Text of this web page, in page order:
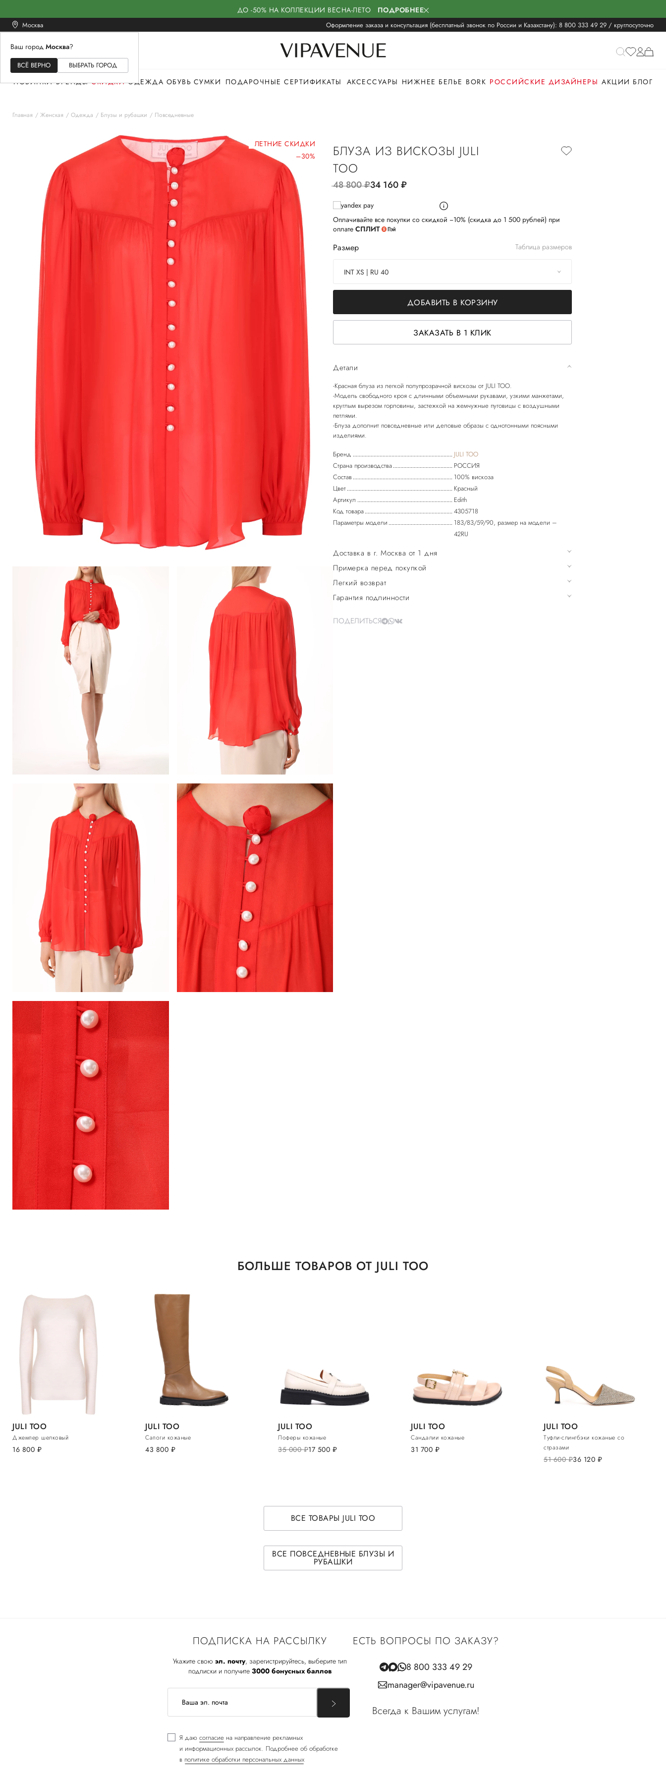
ДО -50% НА КОЛЛЕКЦИИ ВЕСНА-ЛЕТО ПОДРОБНЕЕ
Москва Оформление заказа и консультация (бесплатный звонок по России и Казахстану): 8 800 333 49 29 / круглосуточно
Ваш город Москва?
ВСЁ ВЕРНО ВЫБРАТЬ ГОРОД
ЖЕНСКОЕМУЖСКОЕ
НОВИНКИ БРЕНДЫ СКИДКИ ОДЕЖДА ОБУВЬ СУМКИ ПОДАРОЧНЫЕ СЕРТИФИКАТЫ АКСЕССУАРЫ НИЖНЕЕ БЕЛЬЕ BORK РОССИЙСКИЕ ДИЗАЙНЕРЫ АКЦИИ БЛОГ
Главная Женская Одежда Блузы и рубашки Повседневные
ЛЕТНИЕ СКИДКИ
–30%
БЛУЗА ИЗ ВИСКОЗЫ JULI
TOO
48 800руб.34 160руб.
Оплачивайте все покупки со скидкой −10% (скидка до 1 500 рублей) при
оплате СПЛИТ
Размер Таблица размеров
INT XS | RU 40
ДОБАВИТЬ В КОРЗИНУ
ЗАКАЗАТЬ В 1 КЛИК
Детали
-Красная блуза из легкой полупрозрачной вискозы от JULI TOO.
-Модель свободного кроя с длинными объемными рукавами, узкими манжетами,
круглым вырезом горловины, застежкой на жемчужные пуговицы с воздушными
петлями.
-Блуза дополнит повседневные или деловые образы с однотонными поясными
Бренд
JULI TOO
Страна производства
РОССИЯ
Состав
100% вискоза
Цвет
Красный
Артикул
Edith
Код товара
4305718
Параметры модели
183/83/59/90, размер на модели –
42RU
Доставка в г. Москва от 1 дня
Примерка перед покупкой
Легкий возврат
Гарантия подлинности
ПОДЕЛИТЬСЯ
БОЛЬШЕ ТОВАРОВ ОТ JULI TOO
JULI TOO
Джемпер шелковый
16 800 руб.
JULI TOO
Сапоги кожаные
43 800 руб.
JULI TOO
Лоферы кожаные
35 000руб.17 500 руб.
JULI TOO
Сандалии кожаные
31 700 руб.
JULI TOO
Туфли-слингбэки кожаные со
стразами
51 600руб.36 120 руб.
ВСЕ ТОВАРЫ JULI TOO
ВСЕ ПОВСЕДНЕВНЫЕ БЛУЗЫ И
РУБАШКИ
ПОДПИСКА НА РАССЫЛКУ
Укажите свою эл. почту, зарегистрируйтесь, выберите тип
подписки и получите 3000 бонусных баллов
Я даю согласие на направление рекламных
и информационных рассылок. Подробнее об обработке
в политике обработки персональных данных
ЕСТЬ ВОПРОСЫ ПО ЗАКАЗУ?
8 800 333 49 29
manager@vipavenue.ru
Всегда к Вашим услугам!